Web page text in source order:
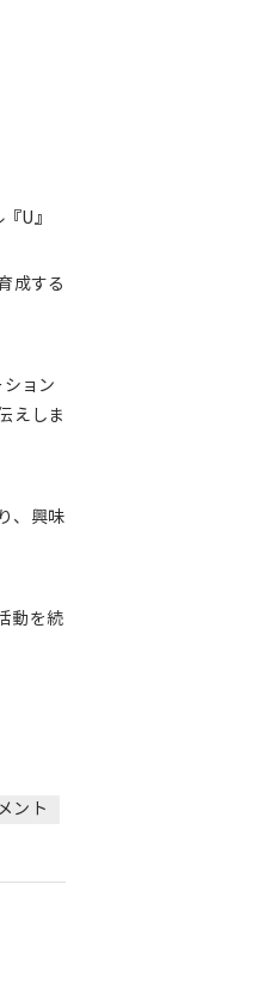
U』
成する
ョン
えしま
、興味
動を続
ント